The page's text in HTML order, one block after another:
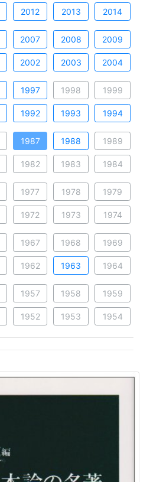
2012 2013 2014
2007 2008 2009
2002 2003 2004
1997 1998 1999
1992 1993 1994
1987 1988 1989
1982 1983 1984
1977 1978 1979
1972 1973 1974
1967 1968 1969
1962 1963 1964
1957 1958 1959
1952 1953 1954